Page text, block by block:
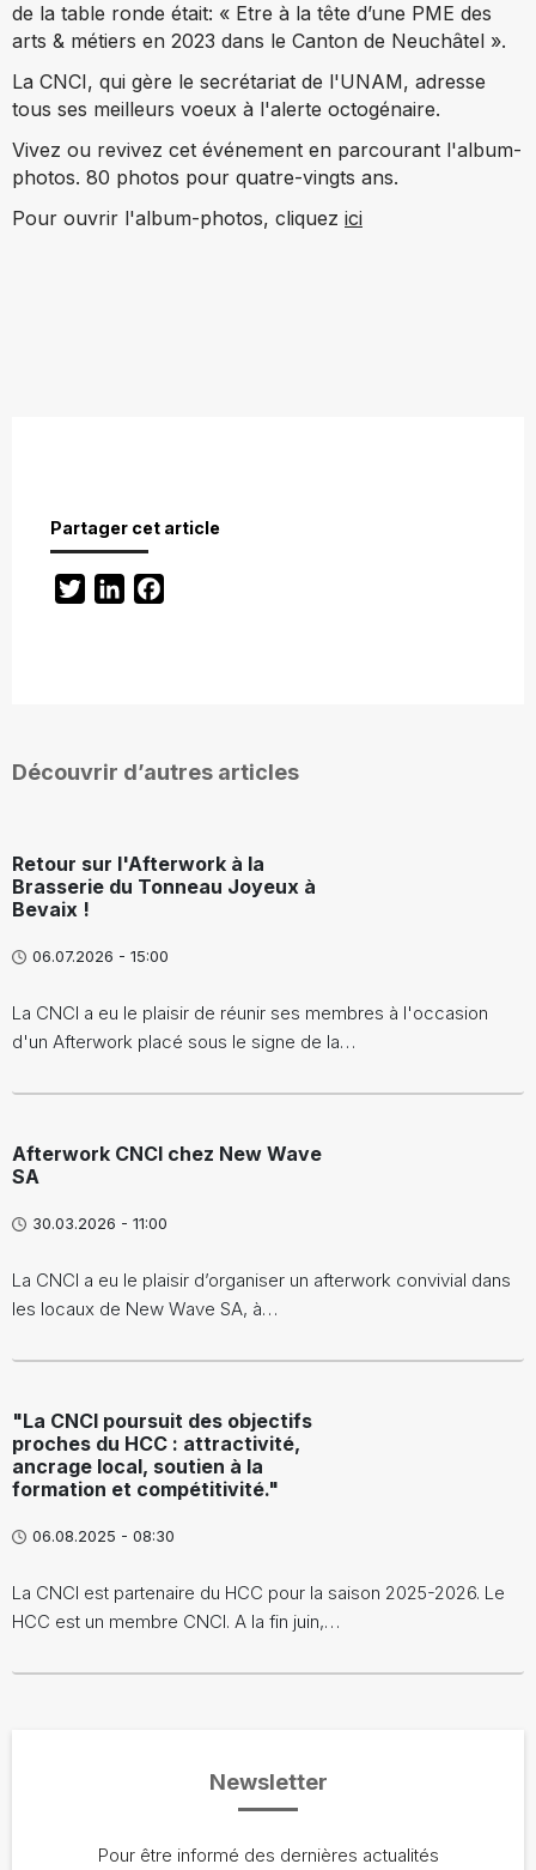
de la table ronde était: « Etre à la tête d’une PME des
arts & métiers en 2023 dans le Canton de Neuchâtel ».
La CNCI, qui gère le secrétariat de l'UNAM, adresse
tous ses meilleurs voeux à l'alerte octogénaire.
Vivez ou revivez cet événement en parcourant l'album-
photos. 80 photos pour quatre-vingts ans.
Pour ouvrir l'album-photos, cliquez ici
Partager cet article
TwitterLinkedIn
Découvrir d’autres articles
Retour sur l'Afterwork à la
Brasserie du Tonneau Joyeux à
Bevaix !
06.07.2026 - 15:00
La CNCI a eu le plaisir de réunir ses membres à l'occasion
d'un Afterwork placé sous le signe de la…
Afterwork CNCI chez New Wave
SA
30.03.2026 - 11:00
La CNCI a eu le plaisir d’organiser un afterwork convivial dans
les locaux de New Wave SA, à…
"La CNCI poursuit des objectifs
proches du HCC : attractivité,
ancrage local, soutien à la
formation et compétitivité."
06.08.2025 - 08:30
La CNCI est partenaire du HCC pour la saison 2025-2026. Le
HCC est un membre CNCI. A la fin juin,…
Newsletter
Pour être informé des dernières actualités